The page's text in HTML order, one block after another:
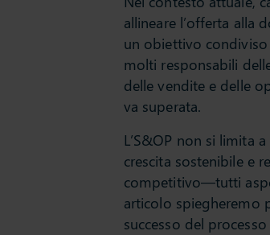
allineare l’offerta alla
un obiettivo condiviso
molti responsabili
delle vendite e delle
va superata.
L’S&OP non si limita
crescita sostenibile e
competitivo—tutti
articolo spiegheremo
successo del processo